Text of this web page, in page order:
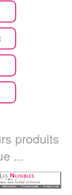
produits
...